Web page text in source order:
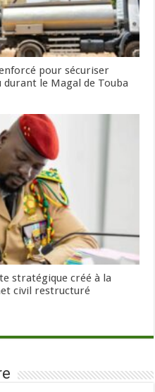
pour sécuriser
durant le Magal de Touba
stratégique créé à la
civil restructuré